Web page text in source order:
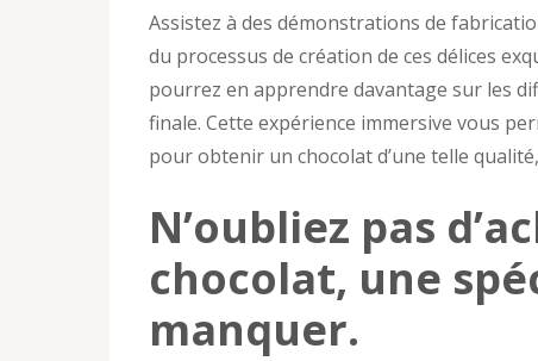
Assistez à des démonstrations de
du processus de création de ces délices
pourrez en apprendre davantage sur les
finale. Cette expérience immersive vous
pour obtenir un chocolat d’une telle
N’oubliez pas
chocolat, une
manquer.